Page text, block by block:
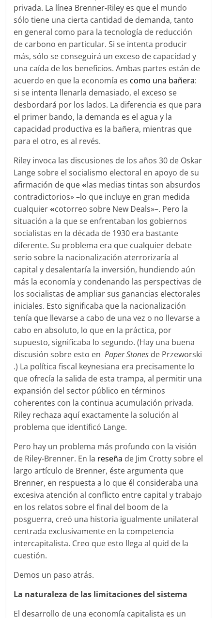
privada. La línea Brenner-Riley es que el mundo
sólo tiene una cierta cantidad de demanda, tanto
en general como para la tecnología de reducción
de carbono en particular. Si se intenta producir
más, sólo se conseguirá un exceso de capacidad y
una caída de los beneficios. Ambas partes están de
acuerdo en que la economía es como una bañera:
si se intenta llenarla demasiado, el exceso se
desbordará por los lados. La diferencia es que para
el primer bando, la demanda es el agua y la
capacidad productiva es la bañera, mientras que
para el otro, es al revés.
Riley invoca las discusiones de los años 30 de Oskar
Lange sobre el socialismo electoral en apoyo de su
afirmación de que«las medias tintas son absurdos
contradictorios» –lo que incluye en gran medida
cualquier«cotorreo sobre New Deals»–. Pero la
situación a la que se enfrentaban los gobiernos
socialistas en la década de 1930 era bastante
diferente. Su problema era que cualquier debate
serio sobre la nacionalización aterrorizaría al
capital y desalentaría la inversión, hundiendo aún
más la economía y condenando las perspectivas de
los socialistas de ampliar sus ganancias electorales
iniciales. Esto significaba que la nacionalización
tenía que llevarse a cabo de una vez o no llevarse a
cabo en absoluto, lo que en la práctica, por
supuesto, significaba lo segundo. (Hay una buena
discusión sobre esto enPaper Stones de Przeworski
.) La política fiscal keynesiana era precisamente lo
que ofrecía la salida de esta trampa, al permitir una
expansión del sector público en términos
coherentes con la continua acumulación privada.
Riley rechaza aquí exactamente la solución al
problema que identificó Lange.
Pero hay un problema más profundo con la visión
de Riley-Brenner. En la reseña de Jim Crotty sobre el
largo artículo de Brenner, éste argumenta que
Brenner, en respuesta a lo que él consideraba una
excesiva atención al conflicto entre capital y trabajo
en los relatos sobre el final del boom de la
posguerra, creó una historia igualmente unilateral
centrada exclusivamente en la competencia
intercapitalista. Creo que esto llega al quid de la
cuestión.
Demos un paso atrás.
La naturaleza de las limitaciones del sistema
El desarrollo de una economía capitalista es un